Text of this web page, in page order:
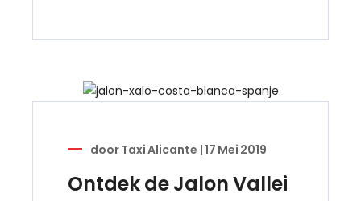
doorTaxi Alicante |17 Mei 2019
Ontdek de Jalon Vallei